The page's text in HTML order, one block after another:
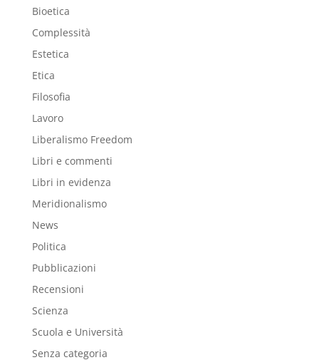
Bioetica
Complessità
Estetica
Etica
Filosofia
Lavoro
Liberalismo Freedom
Libri e commenti
Libri in evidenza
Meridionalismo
News
Politica
Pubblicazioni
Recensioni
Scienza
Scuola e Università
Senza categoria